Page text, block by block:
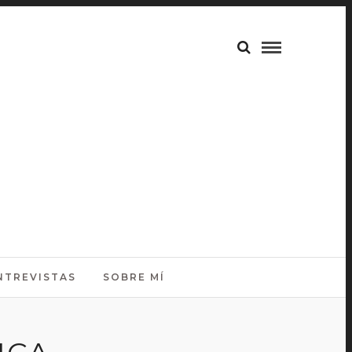
SOBRE MÍ